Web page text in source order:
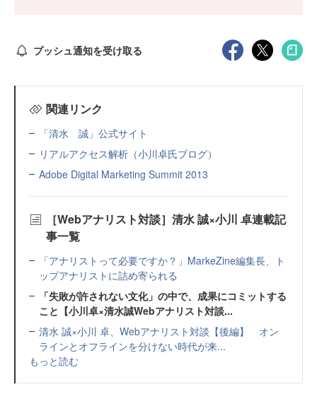
プッシュ通知を受け取る
関連リンク
「清水 誠」公式サイト
リアルアクセス解析（小川卓氏ブログ）
Adobe Digital Marketing Summit 2013
［Webアナリスト対談］清水 誠×小川 卓連載記
事一覧
「アナリストって必要ですか？」MarkeZine編集長、ト
ップアナリストに詰め寄られる
「失敗が許されない文化」の中で、成果にコミットする
こと【小川卓×清水誠Webアナリスト対談...
清水 誠×小川 卓、Webアナリスト対談【後編】 オン
ラインとオフラインを分けない時代が来...
もっと読む